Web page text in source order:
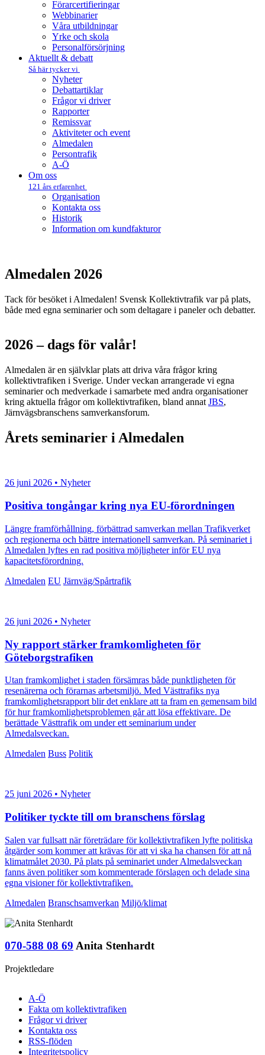
Förarcertifieringar
Webbinarier
Våra utbildningar
Yrke och skola
Personalförsörjning
Aktuellt & debatt
Så här tycker vi
Nyheter
Debattartiklar
Frågor vi driver
Rapporter
Remissvar
Aktiviteter och event
Almedalen
Persontrafik
A-Ö
Om oss
121 års erfarenhet
Organisation
Kontakta oss
Historik
Information om kundfakturor
Almedalen 2026
Tack för besöket i Almedalen! Svensk Kollektivtrafik var på plats,
både med egna seminarier och som deltagare i paneler och debatter.
2026 – dags för valår!
Almedalen är en självklar plats att driva våra frågor kring
kollektivtrafiken i Sverige. Under veckan arrangerade vi egna
seminarier och medverkade i samarbete med andra organisationer
kring aktuella frågor om kollektivtrafiken, bland annat JBS,
Järnvägsbranschens samverkansforum.
Årets seminarier i Almedalen
26 juni 2026 • Nyheter
Positiva tongångar kring nya EU-förordningen
Längre framförhållning, förbättrad samverkan mellan Trafikverket
och regionerna och bättre internationell samverkan. På seminariet i
Almedalen lyftes en rad positiva möjligheter inför EU nya
kapacitetsförordning.
Almedalen EU Järnväg/Spårtrafik
26 juni 2026 • Nyheter
Ny rapport stärker framkomligheten för
Göteborgstrafiken
Utan framkomlighet i staden försämras både punktligheten för
resenärerna och förarnas arbetsmiljö. Med Västtrafiks nya
framkomlighetsrapport blir det enklare att ta fram en gemensam bild
för hur framkomlighetsproblemen går att lösa effektivare. De
berättade Västtrafik om under ett seminarium under
Almedalsveckan.
Almedalen Buss Politik
25 juni 2026 • Nyheter
Politiker tyckte till om branschens förslag
Salen var fullsatt när företrädare för kollektivtrafiken lyfte politiska
åtgärder som kommer att krävas för att vi ska ha chansen för att nå
klimatmålet 2030. På plats på seminariet under Almedalsveckan
fanns även politiker som kommenterade förslagen och delade sina
egna visioner för kollektivtrafiken.
Almedalen Branschsamverkan Miljö/klimat
070-588 08 69 Anita Stenhardt
Projektledare
A-Ö
Fakta om kollektivtrafiken
Frågor vi driver
Kontakta oss
RSS-flöden
Integritetspolicy